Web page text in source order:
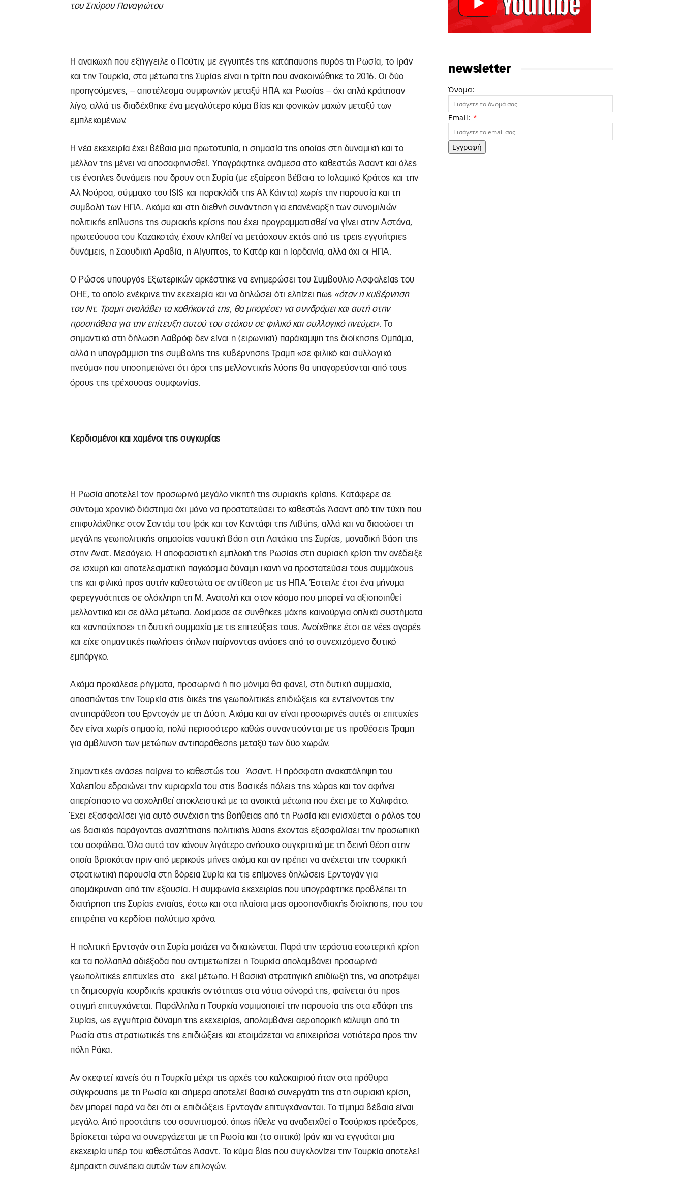
του Σπύρου Παναγιώτου
Η ανακωχή που εξήγγειλε ο Πούτιν, με εγγυητές της κατάπαυσης πυρός τη Ρωσία, το Ιράν
και την Τουρκία, στα μέτωπα της Συρίας είναι η τρίτη που ανακοινώθηκε το 2016. Οι δύο
προηγούμενες, – αποτέλεσμα συμφωνιών μεταξύ ΗΠΑ και Ρωσίας – όχι απλά κράτησαν
λίγο, αλλά τις διαδέχθηκε ένα μεγαλύτερο κύμα βίας και φονικών μαχών μεταξύ των
εμπλεκομένων.
Η νέα εκεχειρία έχει βέβαια μια πρωτοτυπία, η σημασία της οποίας στη δυναμική και το
μέλλον της μένει να αποσαφηνισθεί. Υπογράφτηκε ανάμεσα στο καθεστώς Άσαντ και όλες
τις ένοπλες δυνάμεις που δρουν στη Συρία (με εξαίρεση βέβαια το Ισλαμικό Κράτος και την
Αλ Νούρσα, σύμμαχο του ISIS και παρακλάδι της Αλ Κάιντα) χωρίς την παρουσία και τη
συμβολή των ΗΠΑ. Ακόμα και στη διεθνή συνάντηση για επανέναρξη των συνομιλιών
πολιτικής επίλυσης της συριακής κρίσης που έχει προγραμματισθεί να γίνει στην Αστάνα,
πρωτεύουσα του Καζακστάν, έχουν κληθεί να μετάσχουν εκτός από τις τρεις εγγυήτριες
δυνάμεις, η Σαουδική Αραβία, η Αίγυπτος, το Κατάρ και η Ιορδανία, αλλά όχι οι ΗΠΑ.
Ο Ρώσος υπουργός Εξωτερικών αρκέστηκε να ενημερώσει του Συμβούλιο Ασφαλείας του
ΟΗΕ, το οποίο ενέκρινε την εκεχειρία και να δηλώσει ότι ελπίζει πως «όταν η κυβέρνηση
του Ντ. Τραμπ αναλάβει τα καθήκοντά της, θα μπορέσει να συνδράμει και αυτή στην
προσπάθεια για την επίτευξη αυτού του στόχου σε φιλικό και συλλογικό πνεύμα». Το
σημαντικό στη δήλωση Λαβρόφ δεν είναι η (ειρωνική) παράκαμψη της διοίκησης Ομπάμα,
αλλά η υπογράμμιση της συμβολής της κυβέρνησης Τραμπ «σε φιλικό και συλλογικό
πνεύμα» που υποσημειώνει ότι όροι της μελλοντικής λύσης θα υπαγορεύονται από τους
όρους της τρέχουσας συμφωνίας.
Κερδισμένοι και χαμένοι της συγκυρίας
Η Ρωσία αποτελεί τον προσωρινό μεγάλο νικητή της συριακής κρίσης. Κατάφερε σε
σύντομο χρονικό διάστημα όχι μόνο να προστατεύσει το καθεστώς Άσαντ από την τύχη που
επιφυλάχθηκε στον Σαντάμ του Ιράκ και τον Καντάφι της Λιβύης, αλλά και να διασώσει τη
μεγάλης γεωπολιτικής σημασίας ναυτική βάση στη Λατάκια της Συρίας, μοναδική βάση της
στην Ανατ. Μεσόγειο. Η αποφασιστική εμπλοκή της Ρωσίας στη συριακή κρίση την ανέδειξε
σε ισχυρή και αποτελεσματική παγκόσμια δύναμη ικανή να προστατεύσει τους συμμάχους
της και φιλικά προς αυτήν καθεστώτα σε αντίθεση με τις ΗΠΑ. Έστειλε έτσι ένα μήνυμα
φερεγγυότητας σε ολόκληρη τη Μ. Ανατολή και στον κόσμο που μπορεί να αξιοποιηθεί
μελλοντικά και σε άλλα μέτωπα. Δοκίμασε σε συνθήκες μάχης καινούργια οπλικά συστήματα
και «ανησύχησε» τη δυτική συμμαχία με τις επιτεύξεις τους. Ανοίχθηκε έτσι σε νέες αγορές
και είχε σημαντικές πωλήσεις όπλων παίρνοντας ανάσες από το συνεχιζόμενο δυτικό
εμπάργκο.
Ακόμα προκάλεσε ρήγματα, προσωρινά ή πιο μόνιμα θα φανεί, στη δυτική συμμαχία,
αποσπώντας την Τουρκία στις δικές της γεωπολιτικές επιδιώξεις και εντείνοντας την
αντιπαράθεση του Ερντογάν με τη Δύση. Ακόμα και αν είναι προσωρινές αυτές οι επιτυχίες
δεν είναι χωρίς σημασία, πολύ περισσότερο καθώς συναντιούνται με τις προθέσεις Τραμπ
για άμβλυνση των μετώπων αντιπαράθεσης μεταξύ των δύο χωρών.
Σημαντικές ανάσες παίρνει το καθεστώς του Άσαντ. Η πρόσφατη ανακατάληψη του
Χαλεπίου εδραιώνει την κυριαρχία του στις βασικές πόλεις της χώρας και τον αφήνει
απερίσπαστο να ασχοληθεί αποκλειστικά με τα ανοικτά μέτωπα που έχει με το Χαλιφάτο.
Έχει εξασφαλίσει για αυτό συνέχιση της βοήθειας από τη Ρωσία και ενισχύεται ο ρόλος του
ως βασικός παράγοντας αναζήτησης πολιτικής λύσης έχοντας εξασφαλίσει την προσωπική
του ασφάλεια. Όλα αυτά τον κάνουν λιγότερο ανήσυχο συγκριτικά με τη δεινή θέση στην
οποία βρισκόταν πριν από μερικούς μήνες ακόμα και αν πρέπει να ανέχεται την τουρκική
στρατιωτική παρουσία στη βόρεια Συρία και τις επίμονες δηλώσεις Ερντογάν για
απομάκρυνση από την εξουσία. Η συμφωνία εκεχειρίας που υπογράφτηκε προβλέπει τη
διατήρηση της Συρίας ενιαίας, έστω και στα πλαίσια μιας ομοσπονδιακής διοίκησης, που του
επιτρέπει να κερδίσει πολύτιμο χρόνο.
Η πολιτική Ερντογάν στη Συρία μοιάζει να δικαιώνεται. Παρά την τεράστια εσωτερική κρίση
και τα πολλαπλά αδιέξοδα που αντιμετωπίζει η Τουρκία απολαμβάνει προσωρινά
γεωπολιτικές επιτυχίες στο εκεί μέτωπο. Η βασική στρατηγική επιδίωξή της, να αποτρέψει
τη δημιουργία κουρδικής κρατικής οντότητας στα νότια σύνορά της, φαίνεται ότι προς
στιγμή επιτυγχάνεται. Παράλληλα η Τουρκία νομιμοποιεί την παρουσία της στα εδάφη της
Συρίας, ως εγγυήτρια δύναμη της εκεχειρίας, απολαμβάνει αεροπορική κάλυψη από τη
Ρωσία στις στρατιωτικές της επιδιώξεις και ετοιμάζεται να επιχειρήσει νοτιότερα προς την
πόλη Ράκα.
Αν σκεφτεί κανείς ότι η Τουρκία μέχρι τις αρχές του καλοκαιριού ήταν στα πρόθυρα
σύγκρουσης με τη Ρωσία και σήμερα αποτελεί βασικό συνεργάτη της στη συριακή κρίση,
δεν μπορεί παρά να δει ότι οι επιδιώξεις Ερντογάν επιτυγχάνονται. Το τίμημα βέβαια είναι
μεγάλο. Από προστάτης του σουνιτισμού. όπως ήθελε να αναδειχθεί ο Τοούρκος πρόεδρος,
βρίσκεται τώρα να συνεργάζεται με τη Ρωσία και (το σιιτικό) Ιράν και να εγγυάται μια
εκεχειρία υπέρ του καθεστώτος Άσαντ. Το κύμα βίας που συγκλονίζει την Τουρκία αποτελεί
έμπρακτη συνέπεια αυτών των επιλογών.
newsletter
Όνομα:
Email: *
Εγγραφή